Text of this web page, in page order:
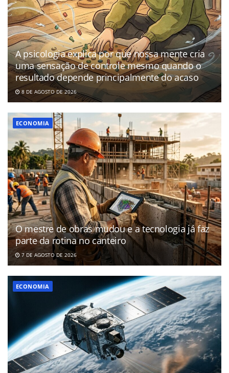
A psicologia explica por que nossa mente cria
uma sensação de controle mesmo quando o
resultado depende principalmente do acaso
8 DE AGOSTO DE 2026
ECONOMIA
O mestre de obras mudou e a tecnologia já faz
parte da rotina no canteiro
7 DE AGOSTO DE 2026
ECONOMIA